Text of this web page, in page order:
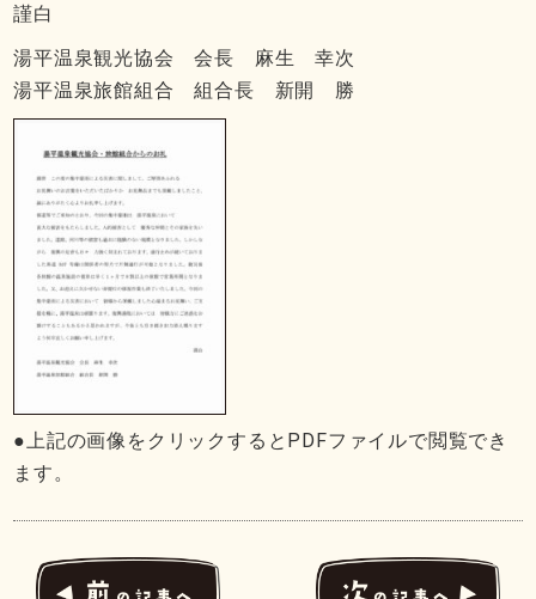
謹白
湯平温泉観光協会 会長 麻生 幸次
湯平温泉旅館組合 組合長 新開 勝
●上記の画像をクリックするとPDFファイルで閲覧でき
ます。